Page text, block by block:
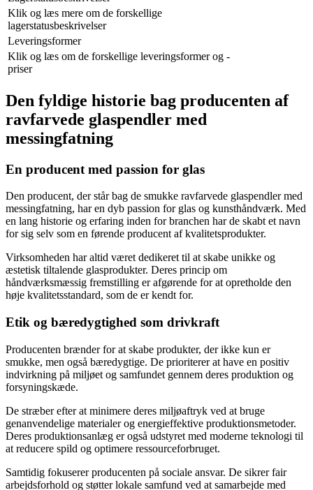
Klik og læs mere om de forskellige
lagerstatusbeskrivelser
Leveringsformer
Klik og læs om de forskellige leveringsformer og -
priser
Den fyldige historie bag producenten af
ravfarvede glaspendler med
messingfatning
En producent med passion for glas
Den producent, der står bag de smukke ravfarvede glaspendler med
messingfatning, har en dyb passion for glas og kunsthåndværk. Med
en lang historie og erfaring inden for branchen har de skabt et navn
for sig selv som en førende producent af kvalitetsprodukter.
Virksomheden har altid været dedikeret til at skabe unikke og
æstetisk tiltalende glasprodukter. Deres princip om
håndværksmæssig fremstilling er afgørende for at opretholde den
høje kvalitetsstandard, som de er kendt for.
Etik og bæredygtighed som drivkraft
Producenten brænder for at skabe produkter, der ikke kun er
smukke, men også bæredygtige. De prioriterer at have en positiv
indvirkning på miljøet og samfundet gennem deres produktion og
forsyningskæde.
De stræber efter at minimere deres miljøaftryk ved at bruge
genanvendelige materialer og energieffektive produktionsmetoder.
Deres produktionsanlæg er også udstyret med moderne teknologi til
at reducere spild og optimere ressourceforbruget.
Samtidig fokuserer producenten på sociale ansvar. De sikrer fair
arbejdsforhold og støtter lokale samfund ved at samarbejde med